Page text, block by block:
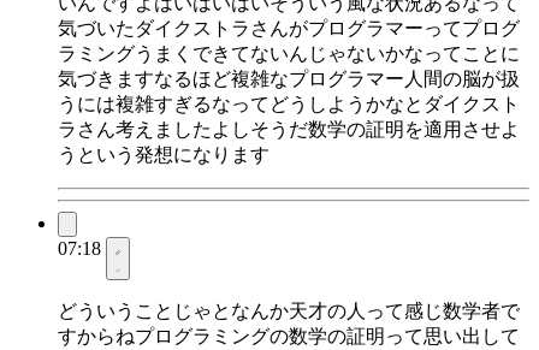
気づいたダイクストラさんがプログラマーってプログ
ラミングうまくできてないんじゃないかなってことに
気づきますなるほど複雑なプログラマー人間の脳が扱
うには複雑すぎるなってどうしようかなとダイクスト
ラさん考えましたよしそうだ数学の証明を適用させよ
うという発想になります
07:18
どういうことじゃとなんか天才の人って感じ数学者で
すからねプログラミングの数学の証明って思い出して